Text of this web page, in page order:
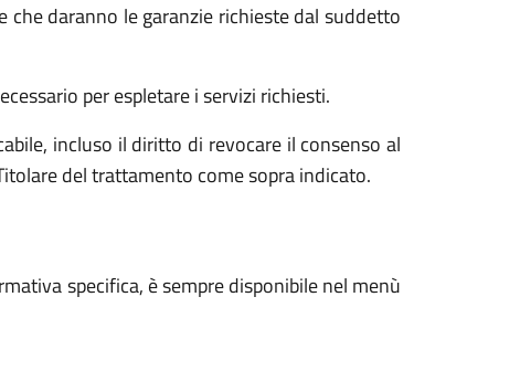
daranno le garanzie richieste dal suddetto
per espletare i servizi richiesti.
incluso il diritto di revocare il consenso al
del trattamento come sopra indicato.
specifica, è sempre disponibile nel menù